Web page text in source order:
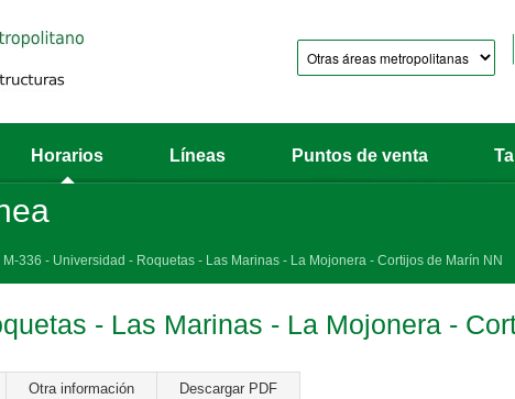
Horarios Líneas Puntos de venta
M-336 - Universidad - Roquetas - Las Marinas - La Mojonera - Cortijos de Marín NN
- Las Marinas - La Mojonera -
Otra información Descargar PDF